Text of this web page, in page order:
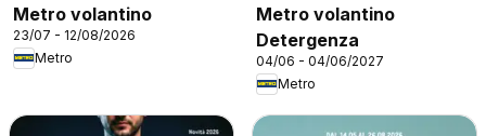
Metro volantino
23/07 - 12/08/2026
Metro
Metro volantino
Detergenza
04/06 - 04/06/2027
Metro